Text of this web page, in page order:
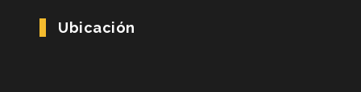
Ubicación